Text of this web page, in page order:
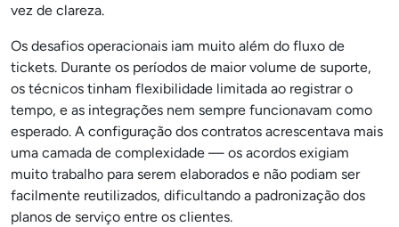
vez de clareza.
Os desafios operacionais iam muito além do fluxo de
tickets. Durante os períodos de maior volume de suporte,
os técnicos tinham flexibilidade limitada ao registrar o
tempo, e as integrações nem sempre funcionavam como
esperado. A configuração dos contratos acrescentava mais
uma camada de complexidade — os acordos exigiam
muito trabalho para serem elaborados e não podiam ser
facilmente reutilizados, dificultando a padronização dos
planos de serviço entre os clientes.